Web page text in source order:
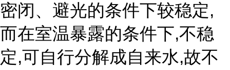
密闭、避光的条件下较稳定,
而在室温暴露的条件下,不稳
定,可自行分解成自来水,故不